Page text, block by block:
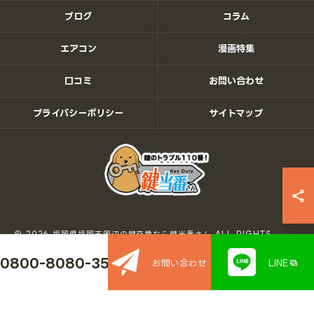
0800-8080-350 お問い合わせ LINE
ブログ コラム
エアコン 漫画特集
口コミ お問い合わせ
プライバシーポリシー サイトマップ
© 2026 福岡県福岡市周辺の鍵交換なら鍵当番さん ALL RIGHTS